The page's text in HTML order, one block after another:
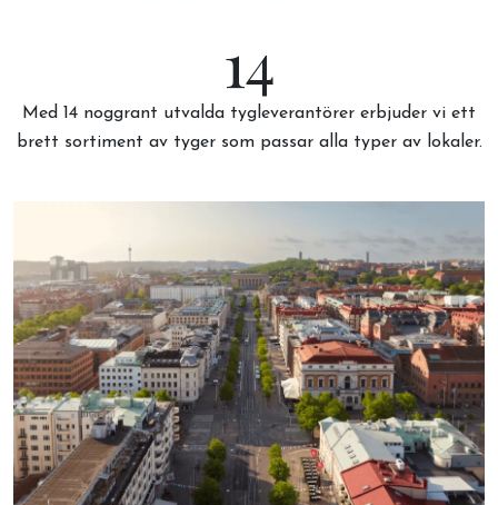
14
Med 14 noggrant utvalda tygleverantörer erbjuder vi ett
brett sortiment av tyger som passar alla typer av lokaler.